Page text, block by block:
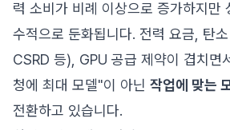
력 소비가 비례 이상으로 증가하지만
수적으로 둔화됩니다. 전력 요금, 탄
CSRD 등), GPU 공급 제약이 겹치면
청에 최대 모델"이 아닌 작업에 맞는
전환하고 있습니다.